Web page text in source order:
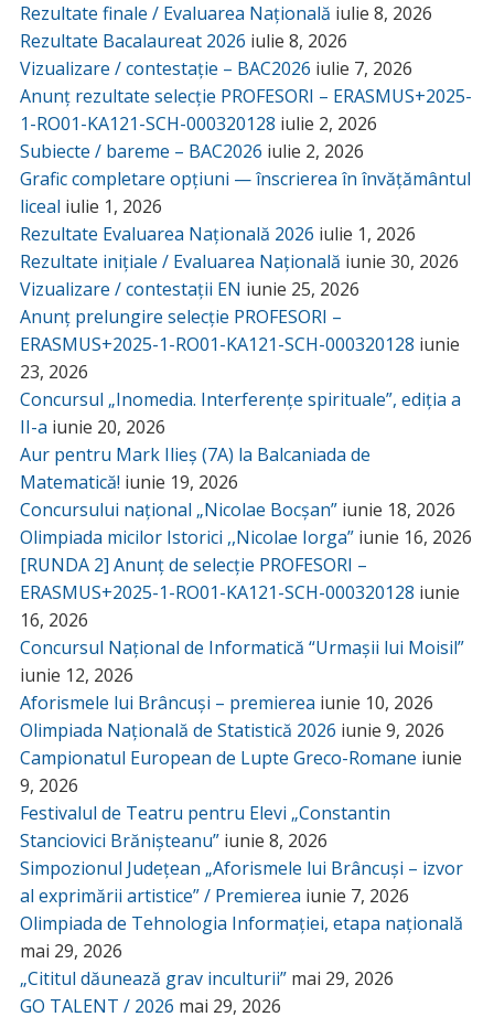
Rezultate finale / Evaluarea Națională iulie 8, 2026
Rezultate Bacalaureat 2026 iulie 8, 2026
Vizualizare / contestație – BAC2026 iulie 7, 2026
Anunț rezultate selecție PROFESORI – ERASMUS+2025-
1-RO01-KA121-SCH-000320128 iulie 2, 2026
Subiecte / bareme – BAC2026 iulie 2, 2026
Grafic completare opțiuni — înscrierea în învățământul
liceal iulie 1, 2026
Rezultate Evaluarea Națională 2026 iulie 1, 2026
Rezultate inițiale / Evaluarea Națională iunie 30, 2026
Vizualizare / contestații EN iunie 25, 2026
Anunț prelungire selecție PROFESORI –
ERASMUS+2025-1-RO01-KA121-SCH-000320128 iunie
23, 2026
Concursul „Inomedia. Interferențe spirituale”, ediția a
II-a iunie 20, 2026
Aur pentru Mark Ilieș (7A) la Balcaniada de
Matematică! iunie 19, 2026
Concursului național „Nicolae Bocșan” iunie 18, 2026
Olimpiada micilor Istorici ,,Nicolae Iorga” iunie 16, 2026
[RUNDA 2] Anunț de selecție PROFESORI –
ERASMUS+2025-1-RO01-KA121-SCH-000320128 iunie
16, 2026
Concursul Național de Informatică “Urmașii lui Moisil”
iunie 12, 2026
Aforismele lui Brâncuși – premierea iunie 10, 2026
Olimpiada Națională de Statistică 2026 iunie 9, 2026
Campionatul European de Lupte Greco-Romane iunie
9, 2026
Festivalul de Teatru pentru Elevi „Constantin
Stanciovici Brănișteanu” iunie 8, 2026
Simpozionul Județean „Aforismele lui Brâncuși – izvor
al exprimării artistice” / Premierea iunie 7, 2026
Olimpiada de Tehnologia Informației, etapa națională
mai 29, 2026
„Cititul dăunează grav inculturii” mai 29, 2026
GO TALENT / 2026 mai 29, 2026